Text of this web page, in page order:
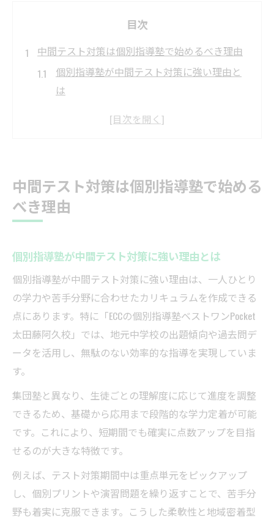
目次
中間テスト対策は個別指導塾で始めるべき理由
個別指導塾が中間テスト対策に強い理由と
は
根拠
個別指導塾の丁寧な指導で苦手分野を克服
ECC個別指導塾の地域密着型サポートとは
個別指導塾による太田市内中学校対策の特
徴
ECC個別指導塾の独自カリキュラムのメリッ
ト
個別指導塾の講師が成績アップへ導く理由
きる
太田市で注目される個別指導塾活用法
個別指導塾で太田市中学生の定期テスト強
化
部活と両立できる個別指導塾の活用ポイン
ト
個別指導塾の自習室活用で学習習慣を定着
中間テスト対策は個別指導塾で始める
べき理由
個別指導塾が中間テスト対策に強い理由とは
個別指導塾が中間テスト対策に強い理由は、一人ひとり
の学力や苦手分野に合わせたカリキュラムを作成できる
点にあります。特に「ECCの個別指導塾ベストワンPocket
太田藤阿久校」では、地元中学校の出題傾向や過去問デ
ータを活用し、無駄のない効率的な指導を実現していま
す。
集団塾と異なり、生徒ごとの理解度に応じて進度を調整
できるため、基礎から応用まで段階的な学力定着が可能
です。これにより、短期間でも確実に点数アップを目指
せるのが大きな特徴です。
例えば、テスト対策期間中は重点単元をピックアップ
し、個別プリントや演習問題を繰り返すことで、苦手分
野も着実に克服できます。こうした柔軟性と地域密着型